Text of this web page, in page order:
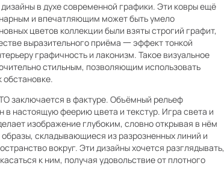
в духе современной графики. Эти ковры ещё
и впечатляющим может быть умело
цветов коллекции были взяты строгий графит,
выразительного приёма 一 эффект тонкой
графичность и лаконизм. Такое визуальное
стильным, позволяющим использовать
обстановке.
заключается в фактуре. Объёмный рельеф
в настоящую феерию цвета и текстур. Игра света и
изображение глубоким, словно открывая в нём
складывающиеся из разрозненных линий и
вокруг. Эти дизайны хочется разглядывать,
к ним, получая удовольствие от плотного